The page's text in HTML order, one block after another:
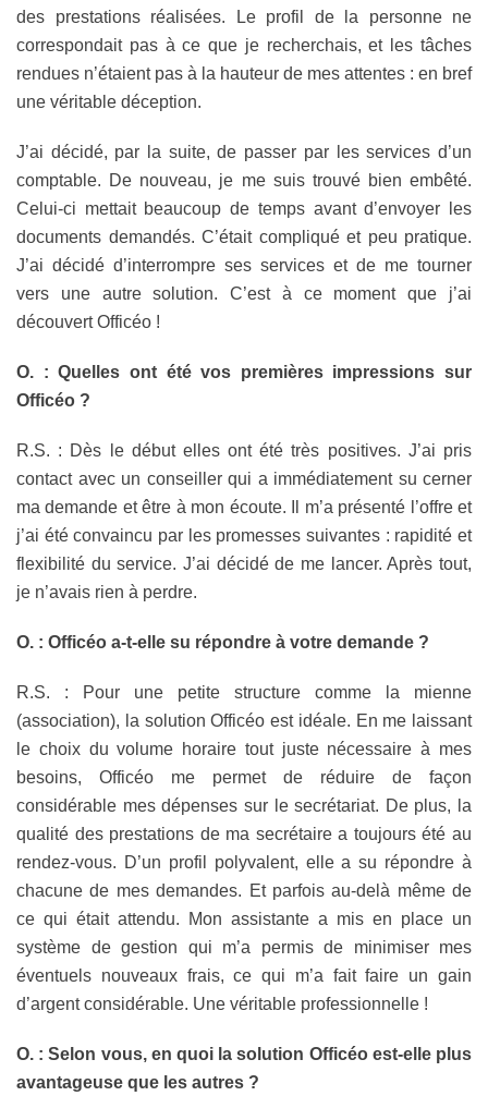
des prestations réalisées. Le profil de la personne ne
correspondait pas à ce que je recherchais, et les tâches
rendues n’étaient pas à la hauteur de mes attentes : en bref
une véritable déception.
J’ai décidé, par la suite, de passer par les services d’un
comptable. De nouveau, je me suis trouvé bien embêté.
Celui-ci mettait beaucoup de temps avant d’envoyer les
documents demandés. C’était compliqué et peu pratique.
J’ai décidé d’interrompre ses services et de me tourner
vers une autre solution. C’est à ce moment que j’ai
découvert Officéo !
O. : Quelles ont été vos premières impressions sur
Officéo ?
R.S. : Dès le début elles ont été très positives. J’ai pris
contact avec un conseiller qui a immédiatement su cerner
ma demande et être à mon écoute. Il m’a présenté l’offre et
j’ai été convaincu par les promesses suivantes : rapidité et
flexibilité du service. J’ai décidé de me lancer. Après tout,
je n’avais rien à perdre.
O. : Officéo a-t-elle su répondre à votre demande ?
R.S. : Pour une petite structure comme la mienne
(association), la solution Officéo est idéale. En me laissant
le choix du volume horaire tout juste nécessaire à mes
besoins, Officéo me permet de réduire de façon
considérable mes dépenses sur le secrétariat. De plus, la
qualité des prestations de ma secrétaire a toujours été au
rendez-vous. D’un profil polyvalent, elle a su répondre à
chacune de mes demandes. Et parfois au-delà même de
ce qui était attendu. Mon assistante a mis en place un
système de gestion qui m’a permis de minimiser mes
éventuels nouveaux frais, ce qui m’a fait faire un gain
d’argent considérable. Une véritable professionnelle !
O. : Selon vous, en quoi la solution Officéo est-elle plus
avantageuse que les autres ?